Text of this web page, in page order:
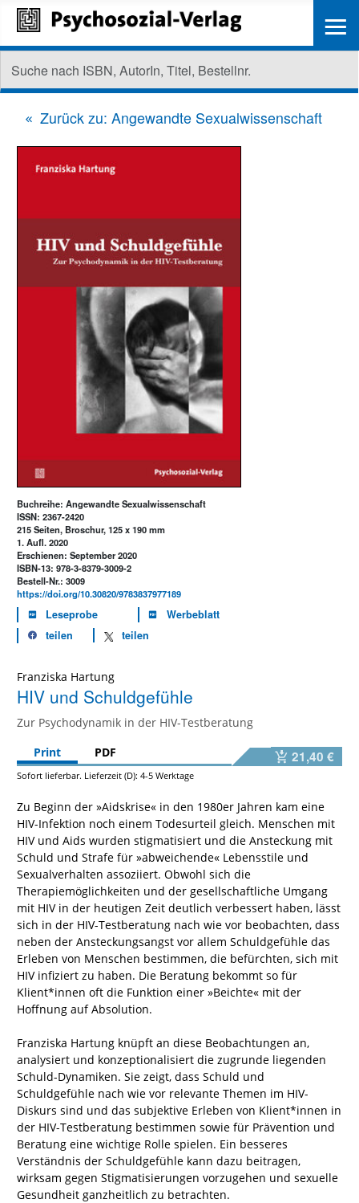
Zurück zu: Angewandte Sexualwissenschaft
Buchreihe: Angewandte Sexualwissenschaft
ISSN: 2367-2420
215 Seiten, Broschur, 125 x 190 mm
1. Aufl. 2020
Erschienen: September 2020
ISBN-13: 978-3-8379-3009-2
Bestell-Nr.: 3009
https://doi.org/10.30820/9783837977189
Leseprobe
Werbeblatt
teilen
teilen
Franziska Hartung
HIV und Schuldgefühle
Zur Psychodynamik in der HIV-Testberatung
Print
PDF 21,40 €
Sofort lieferbar. Lieferzeit (D): 4-5 Werktage
Zu Beginn der »Aidskrise« in den 1980er Jahren kam eine
HIV-Infektion noch einem Todesurteil gleich. Menschen mit
HIV und Aids wurden stigmatisiert und die Ansteckung mit
Schuld und Strafe für »abweichende« Lebensstile und
Sexualverhalten assoziiert. Obwohl sich die
Therapiemöglichkeiten und der gesellschaftliche Umgang
mit HIV in der heutigen Zeit deutlich verbessert haben, lässt
sich in der HIV-Testberatung nach wie vor beobachten, dass
neben der Ansteckungsangst vor allem Schuldgefühle das
Erleben von Menschen bestimmen, die befürchten, sich mit
HIV infiziert zu haben. Die Beratung bekommt so für
Klient*innen oft die Funktion einer »Beichte« mit der
Hoffnung auf Absolution.
Franziska Hartung knüpft an diese Beobachtungen an,
analysiert und konzeptionalisiert die zugrunde liegenden
Schuld-Dynamiken. Sie zeigt, dass Schuld und
Schuldgefühle nach wie vor relevante Themen im HIV-
Diskurs sind und das subjektive Erleben von Klient*innen in
der HIV-Testberatung bestimmen sowie für Prävention und
Beratung eine wichtige Rolle spielen. Ein besseres
Verständnis der Schuldgefühle kann dazu beitragen,
wirksam gegen Stigmatisierungen vorzugehen und sexuelle
Gesundheit ganzheitlich zu betrachten.
≡